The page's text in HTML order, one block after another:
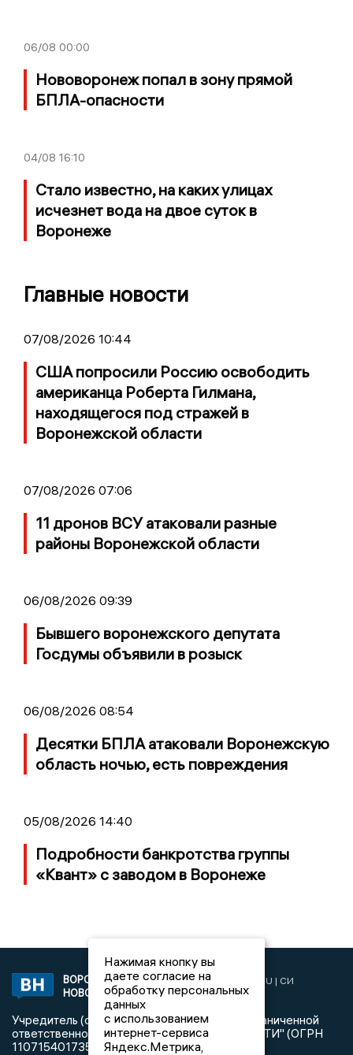
06/08 00:00
Нововоронеж попал в зону прямой
БПЛА-опасности
04/08 16:10
Стало известно, на каких улицах
исчезнет вода на двое суток в
Воронеже
Главные новости
07/08/2026 10:44
США попросили Россию освободить
американца Роберта Гилмана,
находящегося под стражей в
Воронежской области
07/08/2026 07:06
11 дронов ВСУ атаковали разные
районы Воронежской области
06/08/2026 09:39
Бывшего воронежского депутата
Госдумы объявили в розыск
06/08/2026 08:54
Десятки БПЛА атаковали Воронежскую
область ночью, есть повреждения
05/08/2026 14:40
Подробности банкротства группы
«Квант» с заводом в Воронеже
ВОРОНЕЖСКИЕ
НОВОСТИ
2019 © VORONEZHNEWS.RU | СИ
«Воронежские новости»
Учредитель (соучредители): Общество с ограниченной
ответственностью "РЕГИОНАЛЬНЫЕ НОВОСТИ" (ОГРН
1107154017354)
Нажимая кнопку вы
даете согласие на
обработку персональных
данных
с использованием
интернет-сервиса
Яндекс.Метрика,